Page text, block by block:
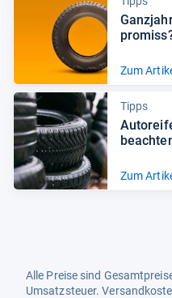
Zum
Tipps
Zum
Alle Preise sind
Umsatzsteuer.